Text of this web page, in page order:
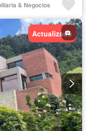
Piscina
& Negocios
Actualizado